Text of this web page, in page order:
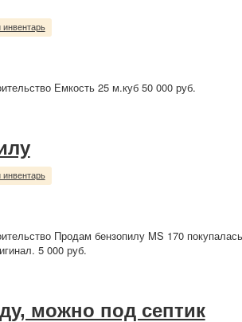
Емкость 25 м.куб 50 000 руб.
Продам бензопилу MS 170
5 000 руб.
можно под септик